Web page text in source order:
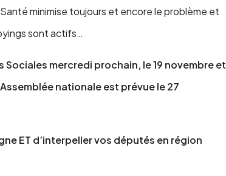
minimise toujours et encore le problème et
sont actifs…
mercredi prochain, le 19 novembre et
nationale est prévue le 27
ET d’interpeller vos députés en région